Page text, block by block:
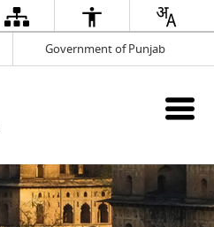
Government of Punjab